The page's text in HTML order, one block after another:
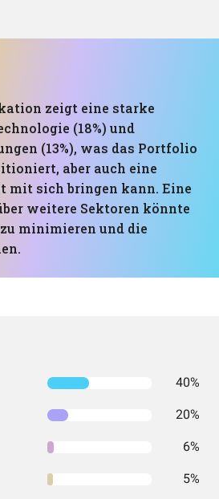
zeigt eine starke
(18%) und
(13%), was das Portfolio
aber auch eine
mit sich bringen kann. Eine
weitere Sektoren könnte
minimieren und die
40%
20%
6%
5%